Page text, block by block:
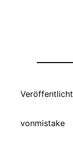
Veröffentlicht
vonmistake